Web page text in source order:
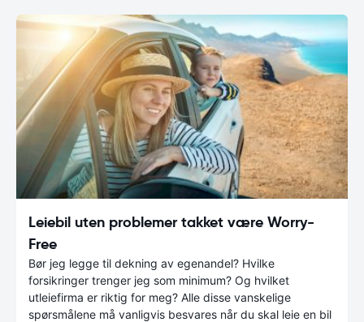
Leiebil uten problemer takket være Worry-
Free
Bør jeg legge til dekning av egenandel? Hvilke
forsikringer trenger jeg som minimum? Og hvilket
utleiefirma er riktig for meg? Alle disse vanskelige
spørsmålene må vanligvis besvares når du skal leie en bil